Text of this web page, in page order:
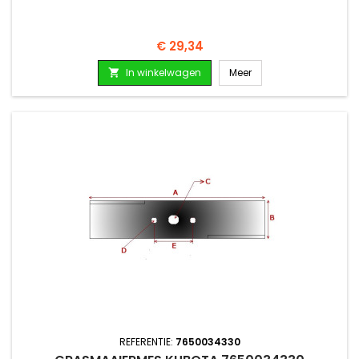
Prijs
€ 29,34
 In winkelwagen Meer
REFERENTIE: 7650034330